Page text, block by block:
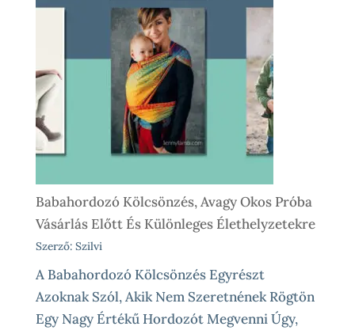
Lépésre
Így
Működik
Nálunk
Babahordozó Kölcsönzés, Avagy Okos Próba
Vásárlás Előtt És Különleges Élethelyzetekre
Szerző: Szilvi
A Babahordozó Kölcsönzés Egyrészt
Azoknak Szól, Akik Nem Szeretnének Rögtön
Egy Nagy Értékű Hordozót Megvenni Úgy,